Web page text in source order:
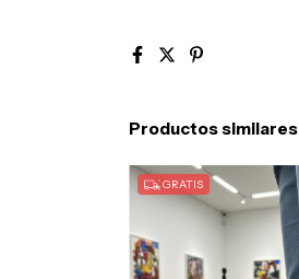
Productos similares
GRATIS